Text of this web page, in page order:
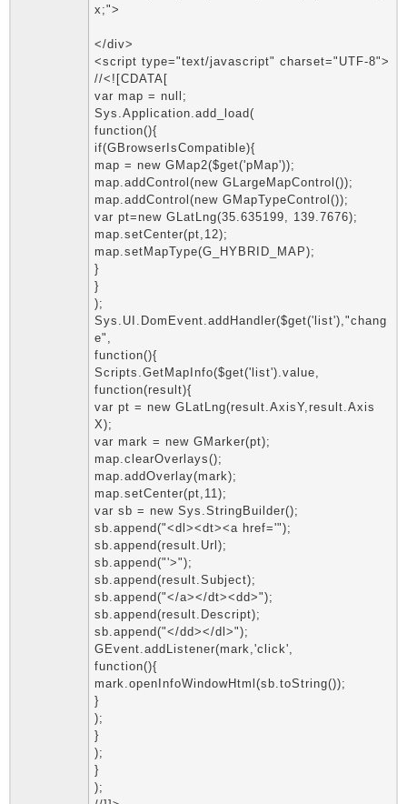
x;">
</div>
<script type="text/javascript" charset="UTF-8">
//<![CDATA[
var map = null;
Sys.Application.add_load(
function(){
if(GBrowserIsCompatible){
map = new GMap2($get('pMap'));
map.addControl(new GLargeMapControl());
map.addControl(new GMapTypeControl());
var pt=new GLatLng(35.635199, 139.7676);
map.setCenter(pt,12);
map.setMapType(G_HYBRID_MAP);
}
}
);
Sys.UI.DomEvent.addHandler($get('list'),"chang
e",
function(){
Scripts.GetMapInfo($get('list').value,
function(result){
var pt = new GLatLng(result.AxisY,result.Axis
X);
var mark = new GMarker(pt);
map.clearOverlays();
map.addOverlay(mark);
map.setCenter(pt,11);
var sb = new Sys.StringBuilder();
sb.append("<dl><dt><a href='");
sb.append(result.Url);
sb.append("'>");
sb.append(result.Subject);
sb.append("</a></dt><dd>");
sb.append(result.Descript);
sb.append("</dd></dl>");
GEvent.addListener(mark,'click',
function(){
mark.openInfoWindowHtml(sb.toString());
}
);
}
);
}
);